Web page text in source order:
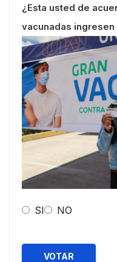
¿Esta usted de
vacunadas
SI NO
VOTAR